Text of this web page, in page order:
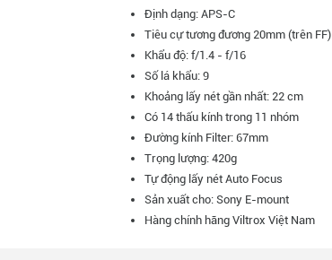
Định dạng: APS-C
Tiêu cự tương đương 20mm (trên FF)
Khẩu độ: f/1.4 - f/16
Số lá khẩu: 9
Khoảng lấy nét gần nhất: 22 cm
Có 14 thấu kính trong 11 nhóm
Đường kính Filter: 67mm
Trọng lượng: 420g
Tự động lấy nét Auto Focus
Sản xuất cho: Sony E-mount
Hàng chính hãng Viltrox Việt Nam